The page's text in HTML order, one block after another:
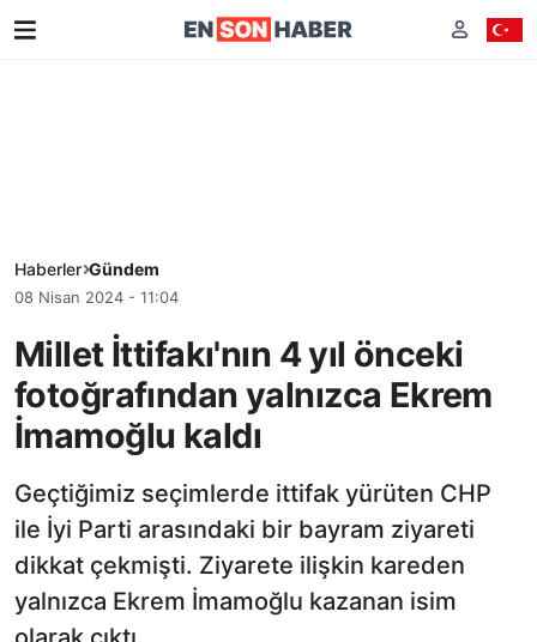
Haberler Gündem
08 Nisan 2024 - 11:04
Millet İttifakı'nın 4 yıl önceki
fotoğrafından yalnızca Ekrem
İmamoğlu kaldı
Geçtiğimiz seçimlerde ittifak yürüten CHP
ile İyi Parti arasındaki bir bayram ziyareti
dikkat çekmişti. Ziyarete ilişkin kareden
yalnızca Ekrem İmamoğlu kazanan isim